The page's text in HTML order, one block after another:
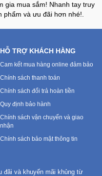
gia mua sắm! Nhanh tay truy
phẩm và ưu đãi hơn nhé!.
HỖ TRỢ KHÁCH HÀNG
Cam kết mua hàng online đảm bảo
Chính sách thanh toán
Chính sách đổi trả hoàn tiền
Quy định bảo hành
Chính sách vận chuyển và giao
nhận
Chính sách bảo mật thông tin
đãi và khuyến mãi khủng từ